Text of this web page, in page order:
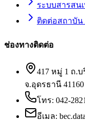
ระบบสารสน
ติดต่อสถาบัน
ช่องทางติดต่อ
417 หมู่ 1 ถ.
จ.อุดรธานี 41160
โทร: 042-
อีเมล: